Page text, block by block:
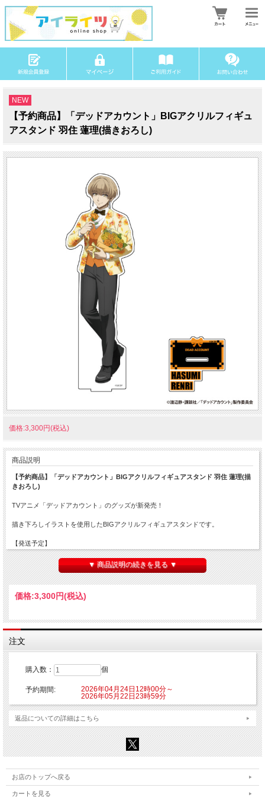
NEW
【予約商品】「デッドアカウント」BIGアクリルフィギュ
アスタンド 羽住 蓮理(描きおろし)
価格:3,300円(税込)
商品説明
【予約商品】「デッドアカウント」BIGアクリルフィギュアスタンド 羽住 蓮理(描
きおろし)
TVアニメ「デッドアカウント」のグッズが新発売！
描き下ろしイラストを使用したBIGアクリルフィギュアスタンドです。
【発送予定】
2026年6月下旬頃予定頃より随時発送となります。
■種類：1種
■販売形態:オープン仕様
■サイズ：約270×130mm
■素材：アクリル
【ご注意】
※こちらの商品はご注文時にクレジットカード決済承認（課金）を行います。予め
ご了承ください。
※他の商品を一緒にご購入した場合もご注文時にカード決済承認（課金）を行いま
※受注生産商品のため、お申込み後のキャンセルはできません。予めご了承くださ
※他商品と一緒に購入した場合、予約商品と一緒に発送となります。
©渡辺静・講談社/「デッドアカウント」製作委員会
▼ 商品説明の続きを見る ▼
価格:3,300円(税込)
注文
購入数： 個
予約期間:
2026年04月24日12時00分～
2026年05月22日23時59分
返品についての詳細はこちら
お店のトップへ戻る
カートを見る